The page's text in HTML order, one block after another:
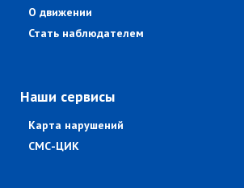
О движении
Стать наблюдателем
Наши сервисы
Карта нарушений
СМС-ЦИК